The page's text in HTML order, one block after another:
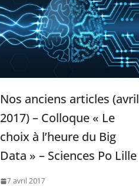
Nos anciens articles (avril
2017) – Colloque « Le
choix à l’heure du Big
Data » – Sciences Po Lille
7 avril 2017